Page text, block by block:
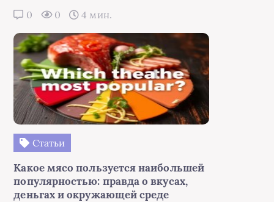
0 0 4 мин.
Статьи
Какое мясо пользуется наибольшей
популярностью: правда о вкусах,
деньгах и окружающей среде